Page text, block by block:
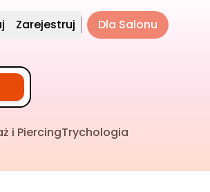
Zarejestruj Dla Salonu
i PiercingTrychologia